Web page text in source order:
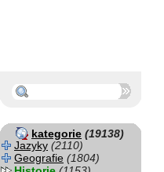
kategorie (19138)
Jazyky (2110)
Geografie (1804)